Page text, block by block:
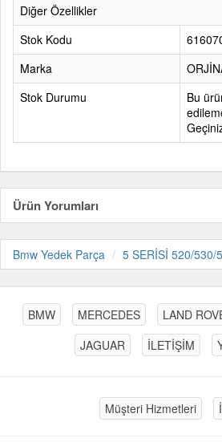
Diğer Özellikler
Stok Kodu
Marka
Stok Durumu
Bu
Ürün Yorumları
Bmw Yedek Parça 5 SERİSİ 520/530/
BMW MERCEDES LAND
JAGUAR
İLETİŞİM
Müşteri Hizmetleri